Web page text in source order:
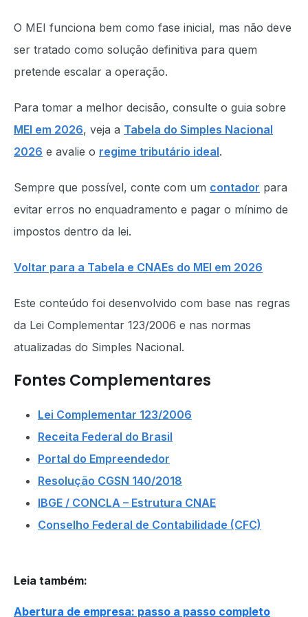
O MEI funciona bem como fase inicial, mas não deve
ser tratado como solução definitiva para quem
pretende escalar a operação.
Para tomar a melhor decisão, consulte o guia sobre
MEI em 2026, veja a Tabela do Simples Nacional
2026 e avalie o regime tributário ideal.
Sempre que possível, conte com um contador para
evitar erros no enquadramento e pagar o mínimo de
impostos dentro da lei.
Voltar para a Tabela e CNAEs do MEI em 2026
Este conteúdo foi desenvolvido com base nas regras
da Lei Complementar 123/2006 e nas normas
atualizadas do Simples Nacional.
Fontes Complementares
Lei Complementar 123/2006
Receita Federal do Brasil
Portal do Empreendedor
Resolução CGSN 140/2018
IBGE / CONCLA – Estrutura CNAE
Conselho Federal de Contabilidade (CFC)
Leia também:
Abertura de empresa: passo a passo completo